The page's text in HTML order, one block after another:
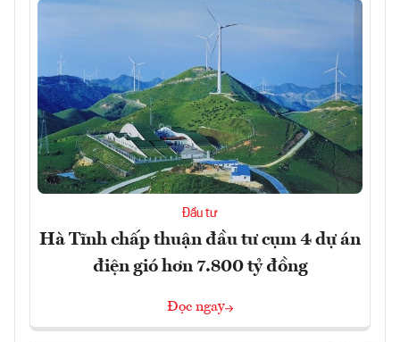
Đầu tư
Hà Tĩnh chấp thuận đầu tư cụm 4 dự án
điện gió hơn 7.800 tỷ đồng
Đọc ngay